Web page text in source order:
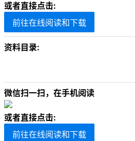
或者直接点击:
前往在线阅读和下载
资料目录:
微信扫一扫，在手机阅读
或者直接点击:
前往在线阅读和下载